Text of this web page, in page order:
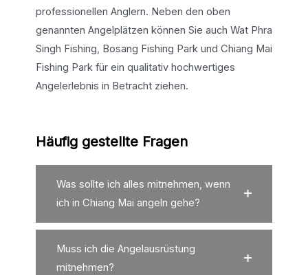
professionellen Anglern. Neben den oben
genannten Angelplätzen können Sie auch Wat Phra
Singh Fishing, Bosang Fishing Park und Chiang Mai
Fishing Park für ein qualitativ hochwertiges
Angelerlebnis in Betracht ziehen.
Häufig gestellte Fragen
Was sollte ich alles mitnehmen, wenn
ich in Chiang Mai angeln gehe?
Muss ich die Angelausrüstung
mitnehmen?